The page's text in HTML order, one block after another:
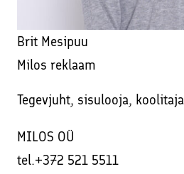
Brit Mesipuu
Milos reklaam
Tegevjuht, sisulooja, koolitaja
MILOS OÜ
tel.+372 521 5511